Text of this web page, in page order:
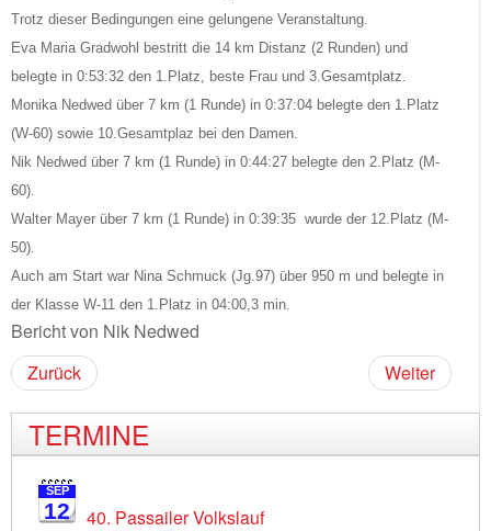
Trotz dieser Bedingungen eine gelungene Veranstaltung.
Eva Maria Gradwohl bestritt die 14 km Distanz (2 Runden) und
belegte in 0:53:32 den 1.Platz, beste Frau und 3.Gesamtplatz.
Monika Nedwed über 7 km (1 Runde) in 0:37:04 belegte den 1.Platz
(W-60) sowie 10.Gesamtplaz bei den Damen.
Nik Nedwed über 7 km (1 Runde) in 0:44:27 belegte den 2.Platz (M-
60).
Walter Mayer über 7 km (1 Runde) in 0:39:35 wurde der 12.Platz (M-
50).
Auch am Start war Nina Schmuck (Jg.97) über 950 m und belegte in
der Klasse W-11 den 1.Platz in 04:00,3 min.
Bericht von Nik Nedwed
Zurück
Weiter
TERMINE
SEP
12 40. Passailer Volkslauf